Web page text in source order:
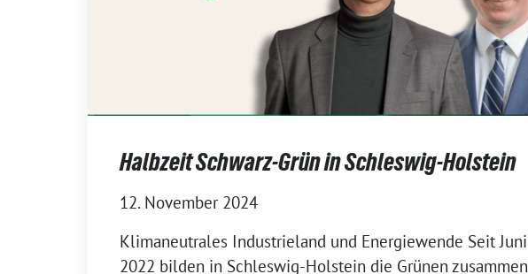
Halbzeit Schwarz-Grün in Schleswig-Holstein
12. November 2024
Klimaneutrales Industrieland und Energiewende Seit Juni
2022 bilden in Schleswig-Holstein die Grünen zusammen